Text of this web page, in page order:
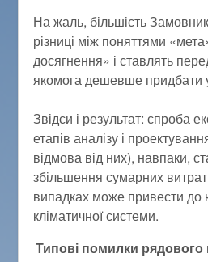
На жаль, більшість
різниці між поняттями
досягнення» і ставлять
якомога дешевше придбати
Звідси і результат: спроба
етапів аналізу і
відмова від них), навпаки,
збільшення сумарних
випадках може привести до
кліматичної системи.
Типові помилки рядового